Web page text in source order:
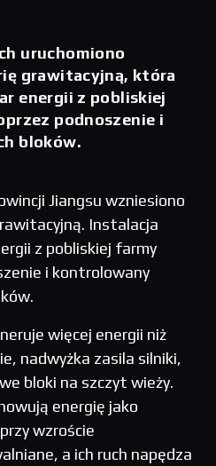
uruchomiono
grawitacyjną, która
energii z pobliskiej
podnoszenie i
bloków.
Jiangsu wzniesiono
Instalacja
z pobliskiej farmy
i kontrolowany
więcej energii niż
nadwyżka zasila silniki,
bloki na szczyt wieży.
energię jako
wzroście
a ich ruch napędza